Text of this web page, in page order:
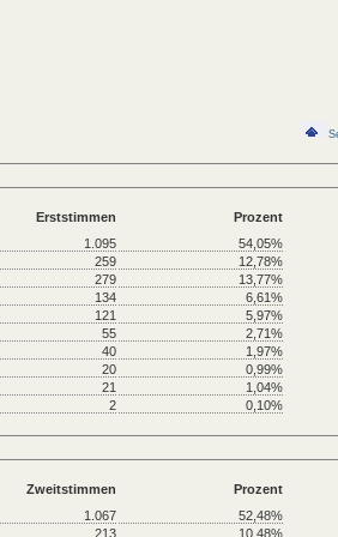
Erststimmen
Prozent
1.095
54,05%
259
12,78%
279
13,77%
134
6,61%
121
5,97%
55
2,71%
40
1,97%
20
0,99%
21
1,04%
2
0,10%
Zweitstimmen
Prozent
1.067
52,48%
213
10,48%